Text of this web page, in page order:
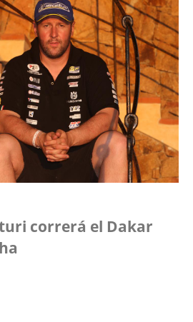
correrá el Dakar